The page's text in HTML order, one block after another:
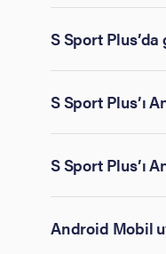
S Sport
S Sport Plus’ı
S Sport Plus’ı
Android Mobil